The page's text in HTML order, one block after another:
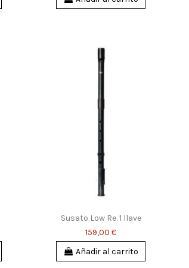
Susato Low Re. 1 llave
159,00 €
Añadir al carrito